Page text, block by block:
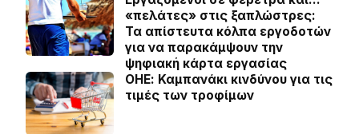
«πελάτες» στις ξαπλώστρες:
Τα απίστευτα κόλπα εργοδοτών
για να παρακάμψουν την
ψηφιακή κάρτα εργασίας
ΟΗΕ: Καμπανάκι κινδύνου για τις
τιμές των τροφίμων